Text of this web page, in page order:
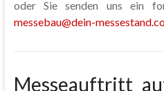
oder Sie senden uns ein
messebau@dein-
Messeauftritt